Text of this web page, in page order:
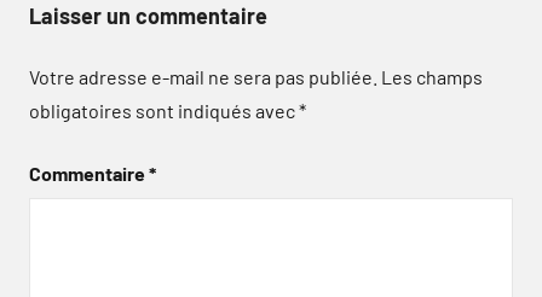
Laisser un commentaire
Votre adresse e-mail ne sera pas publiée. Les champs
obligatoires sont indiqués avec*
Commentaire*